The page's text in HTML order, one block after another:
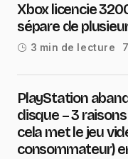
Xbox licencie
sépare de
3 min de lecture
PlayStation
disque – 3
cela met le jeu
consommateur)